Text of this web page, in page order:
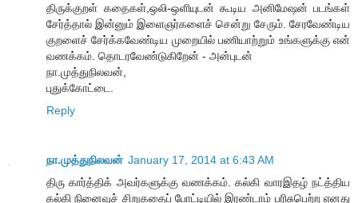
திருக்குறள் கதைகள்,ஒலி-ஒளியுடன் கூடிய அனிமேஷன் படங்கள்
சேர்த்தால் இன்னும் இளைஞர்களைச் சென்று சேரும். சேரவேண்டிய
குறளைச் சேர்க்கவேண்டிய முறையில் பணியாற்றும் உங்களுக்கு என்
வணக்கம். தொடரவேண்டுகிறேன் - அன்புடன்
நா.முத்துநிலவன்,
புதுக்கோட்டை.
Reply
நா.முத்துநிலவன் January 17, 2014 at 6:43 AM
திரு கார்த்திக் அவர்களுக்கு வணக்கம். கல்கி வாரஇதழ் நட்த்திய
கல்கி நினைவுச் சிறுகதைப் போட்டியில் இரண்டாம் பரிசுபெற்ற எனது